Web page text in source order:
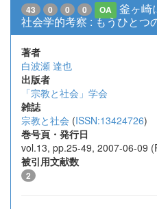
43 0 0 0 OA
釜ヶ崎
社会学的考察 : もうひとつ
著者
白波瀬 達也
出版者
「宗教と社会」学会
雑誌
宗教と社会 (ISSN:13424726)
巻号頁・発行日
vol.13, pp.25-49, 2007-06-09
被引用文献数
2